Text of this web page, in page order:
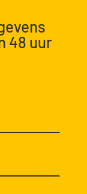
48 uur